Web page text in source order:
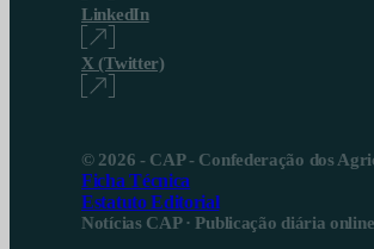
LinkedIn
X (Twitter)
© 2026 - CAP - Confederação dos
Ficha Técnica
Estatuto Editorial
Notícias CAP · Publicação diária